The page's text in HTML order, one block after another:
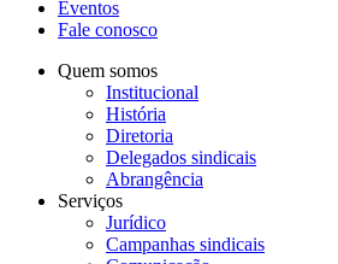
Eventos
Fale conosco
Quem somos
Institucional
História
Diretoria
Delegados sindicais
Abrangência
Serviços
Jurídico
Campanhas sindicais